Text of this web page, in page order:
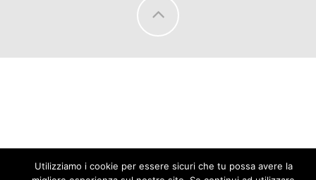
Utilizziamo i cookie per essere sicuri che tu possa avere la